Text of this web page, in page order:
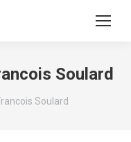
Buscar:
Soulard
Soulard